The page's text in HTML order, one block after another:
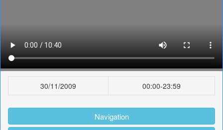
30/11/2009 00:00-23:59
Navigation